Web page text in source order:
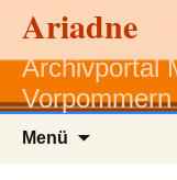
Ariadne
Archivportal
Vorpommern
Menü